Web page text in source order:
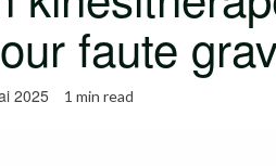
faute
2025 1 min read